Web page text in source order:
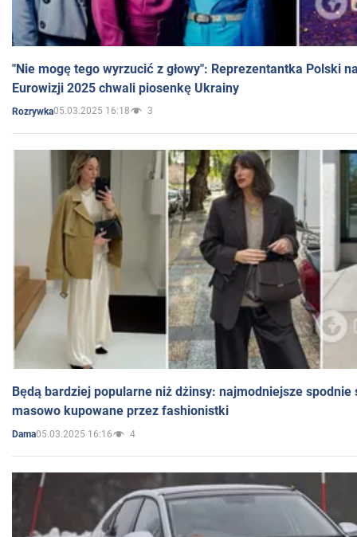
"Nie mogę tego wyrzucić z głowy": Reprezentantka Polski
Eurowizji 2025 chwali piosenkę Ukrainy
Rozrywka05.03.2025 16:18 3
Będą bardziej popularne niż dżinsy: najmodniejsze spodnie
masowo kupowane przez fashionistki
Dama05.03.2025 16:16 4